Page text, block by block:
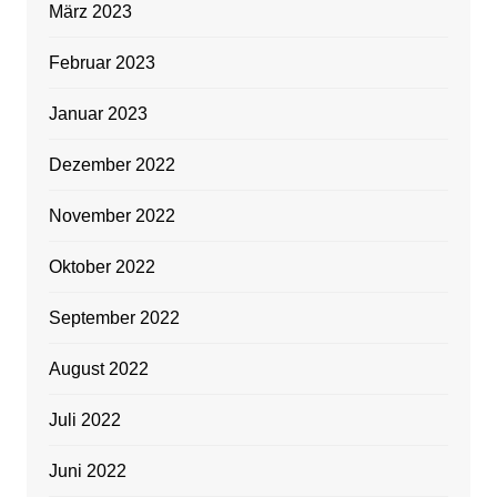
März 2023
Februar 2023
Januar 2023
Dezember 2022
November 2022
Oktober 2022
September 2022
August 2022
Juli 2022
Juni 2022